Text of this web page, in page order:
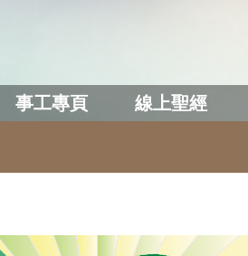
事工專頁 線上聖經